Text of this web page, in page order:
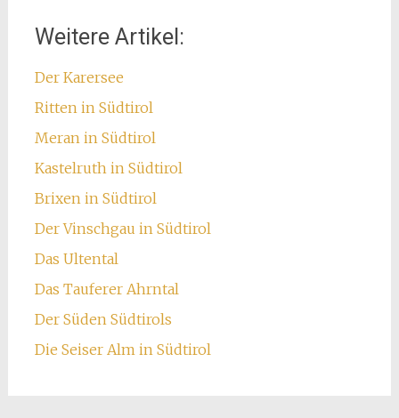
Weitere Artikel:
Der Karersee
Ritten in Südtirol
Meran in Südtirol
Kastelruth in Südtirol
Brixen in Südtirol
Der Vinschgau in Südtirol
Das Ultental
Das Tauferer Ahrntal
Der Süden Südtirols
Die Seiser Alm in Südtirol